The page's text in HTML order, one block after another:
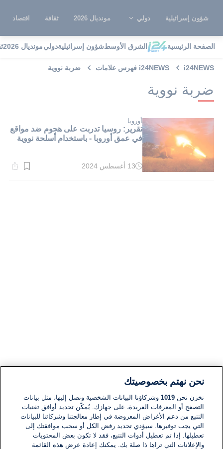
شؤون إسرائيلية دولي مونديال 2026 ثقافة اقتصاد
الصفحة الرئيسية الشرق الأوسطشؤون إسرائيليةدوليمونديال 2026
i24NEWS i24NEWS فهرس علامات ضربة نووية
ضربة نووية
أوروبا
تقرير: روسيا تدربت على هجوم ضد مواقع
في عمق أوروبا - باستخدام أسلحة نووية
وقت
13 أغسطس 2024
نحن نهتم بخصوصيتك
نخزن نحن1019 وشركاؤنا البيانات الشخصية ونصل إليها، مثل بيانات
التصفح أو المعرفات الفريدة، على جهازك. يُمكّن تحديد أوافق تقنيات
التتبع من دعم الأغراض المعروضة في إطار معالجتنا وشركائنا للبيانات
التي يجب توفيرها. سيؤدي تحديد رفض الكل أو سحب موافقتك إلى
تعطيلها. إذا تم تعطيل أدوات التتبع، فقد لا تكون بعض المحتويات
والإعلانات التي تراها ذا صلة بك. يمكنك إعادة عرض هذه القائمة